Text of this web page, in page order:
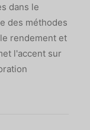
dans le
des méthodes
rendement et
l'accent sur